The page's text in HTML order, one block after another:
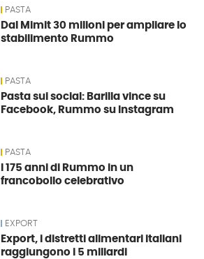
PASTA
Dal Mimit 30 milioni per ampliare lo
stabilimento Rummo
PASTA
Pasta sui social: Barilla vince su
Facebook, Rummo su Instagram
PASTA
I 175 anni di Rummo in un
francobollo celebrativo
EXPORT
Export, i distretti alimentari italiani
raggiungono i 5 miliardi